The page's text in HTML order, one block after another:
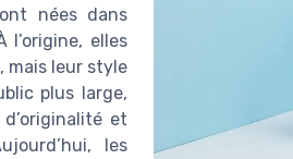
nées dans
l’origine, elles
mais leur style
plus large,
et
les